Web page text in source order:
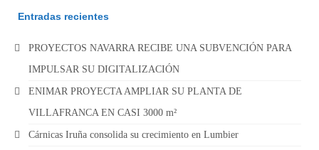
Entradas recientes
PROYECTOS NAVARRA RECIBE UNA SUBVENCIÓN PARA
IMPULSAR SU DIGITALIZACIÓN
ENIMAR PROYECTA AMPLIAR SU PLANTA DE
VILLAFRANCA EN CASI 3000 m²
Cárnicas Iruña consolida su crecimiento en Lumbier